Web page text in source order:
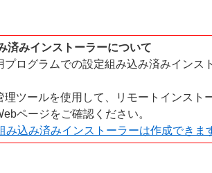
済みインストーラーについて
プログラムでの設定組み込み済みイン
理ツールを使用して、リモートインスト
ページをご確認ください。
み込み済みインストーラーは作成できま